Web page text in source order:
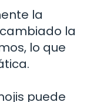
la
la
lo que
puede